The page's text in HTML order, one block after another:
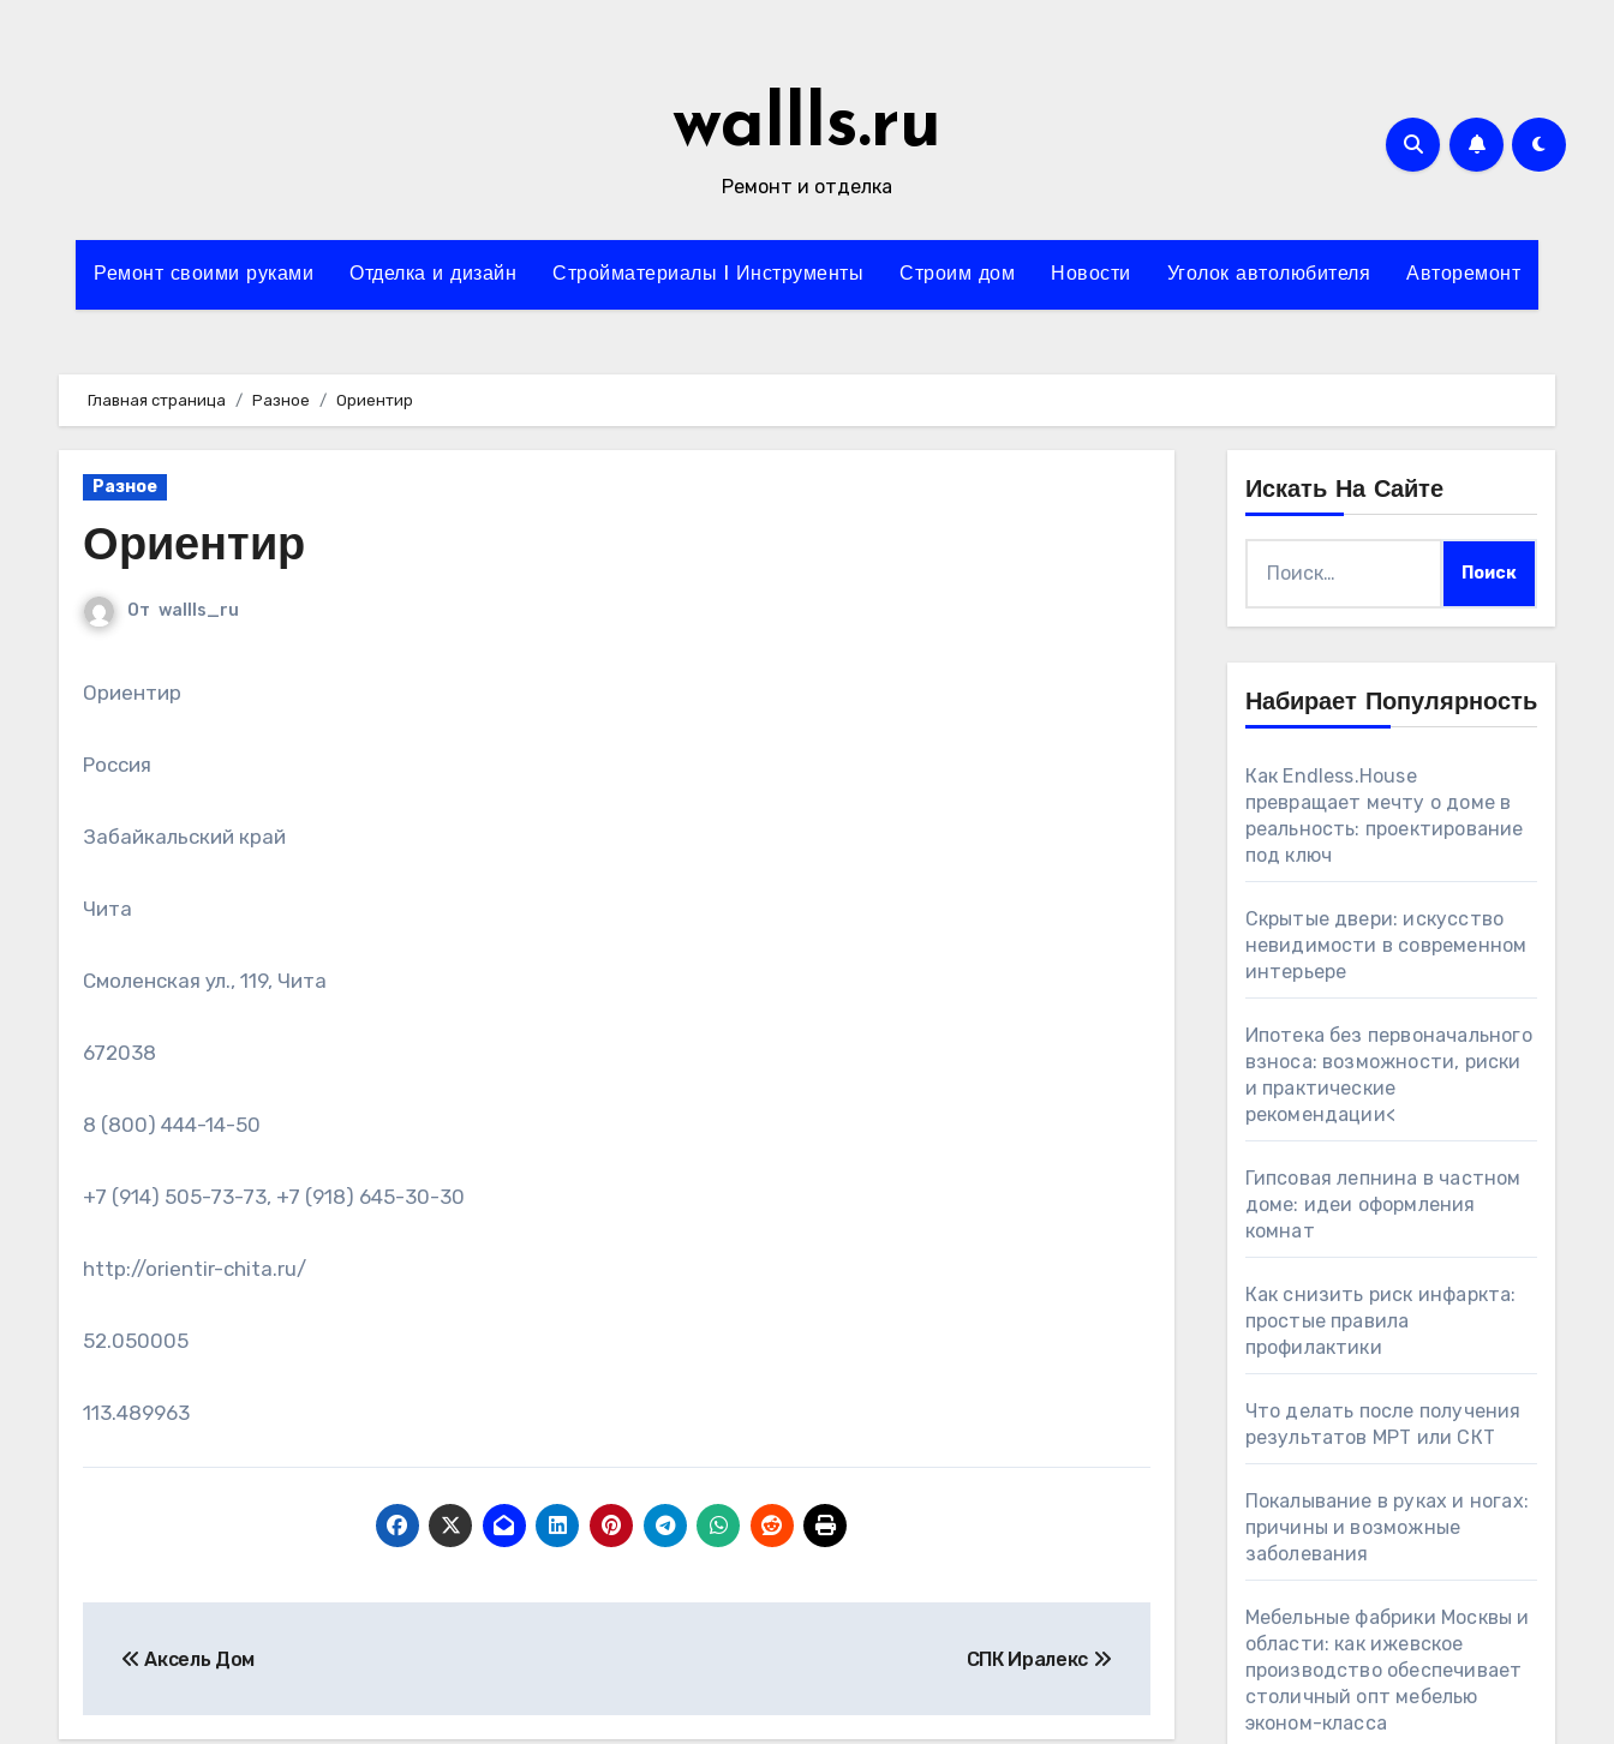
wallls.ru
Ремонт и отделка
Ремонт своими руками Отделка и дизайн Стройматериалы l Инструменты Строим дом Новости Уголок автолюбителя Авторемонт
Главная страница Разное Ориентир
Разное
Ориентир
От wallls_ru
Ориентир
Россия
Забайкальский край
Чита
Смоленская ул., 119, Чита
672038
8 (800) 444-14-50
+7 (914) 505-73-73, +7 (918) 645-30-30
http://orientir-chita.ru/
52.050005
113.489963
по
записям
Аксель Дом СПК Иралекс
Искать На Сайте
Набирает Популярность
Как Endless.House
превращает мечту о доме в
реальность: проектирование
под ключ
Скрытые двери: искусство
невидимости в современном
интерьере
Ипотека без первоначального
взноса: возможности, риски
и практические
рекомендации<
Гипсовая лепнина в частном
доме: идеи оформления
комнат
Как снизить риск инфаркта:
простые правила
профилактики
Что делать после получения
результатов МРТ или СКТ
Покалывание в руках и ногах:
причины и возможные
заболевания
Мебельные фабрики Москвы и
области: как ижевское
производство обеспечивает
столичный опт мебелью
эконом-класса